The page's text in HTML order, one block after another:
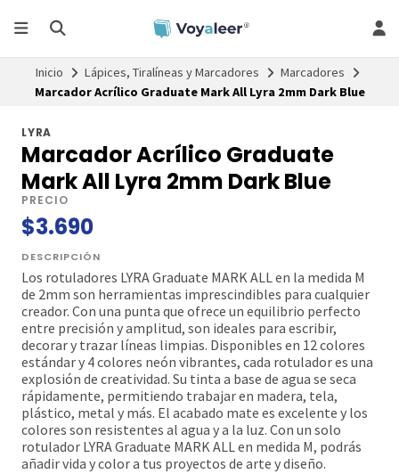
Inicio Lápices, Tiralíneas y Marcadores
Marcadores
Marcador Acrílico Graduate Mark All Lyra 2mm Dark Blue
LYRA
Marcador Acrílico Graduate
Mark All Lyra 2mm Dark Blue
PRECIO
$3.690
DESCRIPCIÓN
Los rotuladores LYRA Graduate MARK ALL en la medida M
de 2mm son herramientas imprescindibles para cualquier
creador. Con una punta que ofrece un equilibrio perfecto
entre precisión y amplitud, son ideales para escribir,
decorar y trazar líneas limpias. Disponibles en 12 colores
estándar y 4 colores neón vibrantes, cada rotulador es una
explosión de creatividad. Su tinta a base de agua se seca
rápidamente, permitiendo trabajar en madera, tela,
plástico, metal y más. El acabado mate es excelente y los
colores son resistentes al agua y a la luz. Con un solo
rotulador LYRA Graduate MARK ALL en medida M, podrás
añadir vida y color a tus proyectos de arte y diseño.